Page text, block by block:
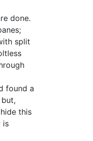
done.
split
found a
this
is